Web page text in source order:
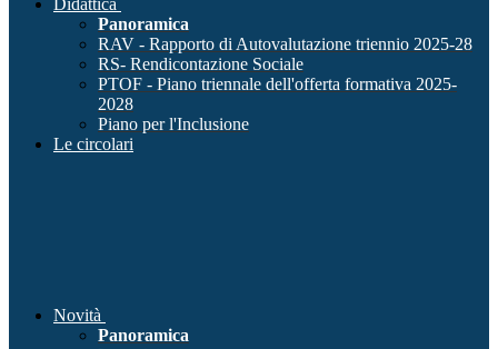
Didattica
Panoramica
RAV - Rapporto di Autovalutazione triennio 2025-28
RS- Rendicontazione Sociale
PTOF - Piano triennale dell'offerta formativa 2025-
2028
Piano per l'Inclusione
Le circolari
Novità
Panoramica